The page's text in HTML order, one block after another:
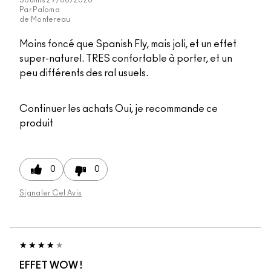
Par Paloma
de Montereau
Moins foncé que Spanish Fly, mais joli, et un effet
super-naturel. TRES confortable à porter, et un
peu différents des ral usuels.
Continuer les achats Oui, je recommande ce
produit
0 0
Signaler Cet Avis
EFFET WOW !